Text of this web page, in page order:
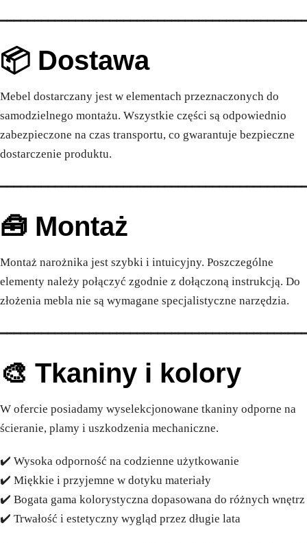
📦 Dostawa
Mebel dostarczany jest w elementach przeznaczonych do
samodzielnego montażu. Wszystkie części są odpowiednio
zabezpieczone na czas transportu, co gwarantuje bezpieczne
dostarczenie produktu.
🧰 Montaż
Montaż narożnika jest szybki i intuicyjny. Poszczególne
elementy należy połączyć zgodnie z dołączoną instrukcją. Do
złożenia mebla nie są wymagane specjalistyczne narzędzia.
🎨 Tkaniny i kolory
W ofercie posiadamy wyselekcjonowane tkaniny odporne na
ścieranie, plamy i uszkodzenia mechaniczne.
✔️ Wysoka odporność na codzienne użytkowanie
✔️ Miękkie i przyjemne w dotyku materiały
✔️ Bogata gama kolorystyczna dopasowana do różnych wnętrz
✔️ Trwałość i estetyczny wygląd przez długie lata